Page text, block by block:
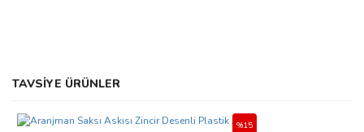
Bu ürünün fiyat bilgisi, resim, ürün açıklamalarında ve diğer
konularda yetersiz gördüğünüz noktaları öneri formunu kullanarak
Görüş ve önerileriniz için teşekkür ederiz.
TAVSİYE ÜRÜNLER
%15